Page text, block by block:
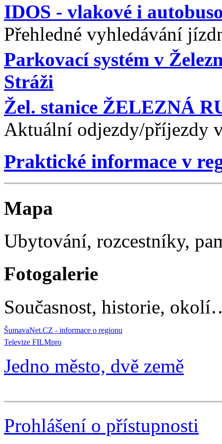
IDOS - vlakové i
Přehledné vyhledávání
Parkovací systém v
Stráži
Žel. stanice ŽELEZNÁ
Aktuální odjezdy/příjezdy
Praktické informace v
Mapa
Ubytování, rozcestníky,
Fotogalerie
Současnost, historie,
ŠumavaNet.CZ - informace o regionu
Televize FILMpro
Jedno město, dvě země
Prohlášení o přístupnosti